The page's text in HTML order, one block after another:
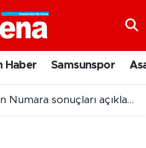
Haber Samsunspor
sonuçları açıklandı